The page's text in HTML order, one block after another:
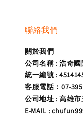
聯絡我們
關於我們
公司名稱 : 浩奇國
統一編號 :
客服電話：07-
公司地址 : 高雄
E-MAIL :